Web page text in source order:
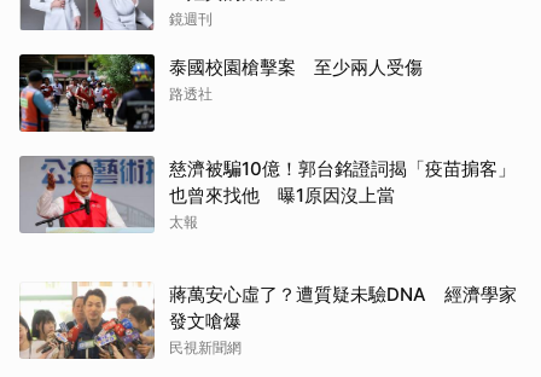
鏡週刊
泰國校園槍擊案 至少兩人受傷
路透社
慈濟被騙10億！郭台銘證詞揭「疫苗掮客」
也曾來找他 曝1原因沒上當
太報
蔣萬安心虛了？遭質疑未驗DNA 經濟學家
發文嗆爆
民視新聞網